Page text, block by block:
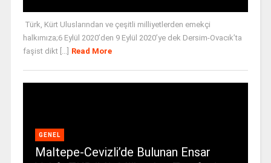
Türk, Kürt Uluslarından ve çeşitli milliyetlerden emekçi
halkımıza;6 Eylül 2020’den 9 Eylül 2020’ye dek Dersim-Ovacık’ta
faşist dikt [...]
Read More
GENEL
Maltepe-Cevizli’de Bulunan Ensar